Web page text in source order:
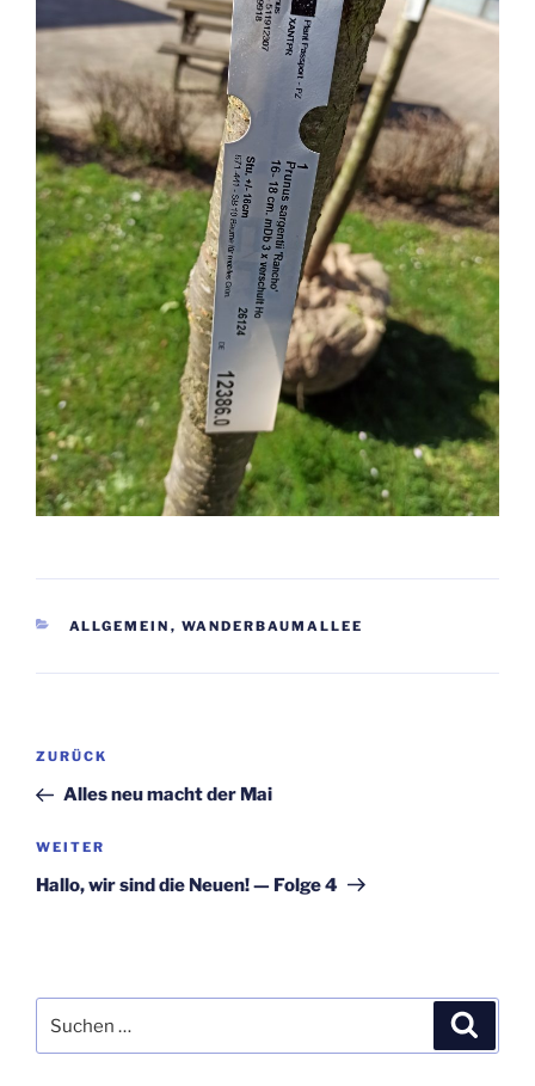
KATEGORIEN
ALLGEMEIN , WANDERBAUMALLEE
Beitragsnavigation
Vorheriger
Beitrag
ZURÜCK
Alles neu macht der Mai
Nächster
Beitrag
WEITER
Hal­lo, wir sind die Neu­en! — Fol­ge 4
nach: